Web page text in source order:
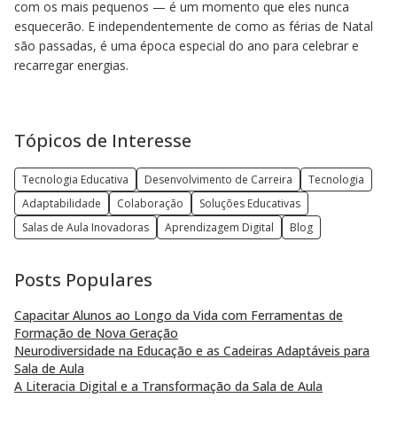
com os mais pequenos — é um momento que eles nunca
esquecerão. E independentemente de como as férias de Natal
são passadas, é uma época especial do ano para celebrar e
recarregar energias.
Tópicos de Interesse
Tecnologia Educativa Desenvolvimento de Carreira
Tecnologia
Adaptabilidade
Colaboração
Soluções Educativas
Salas de Aula Inovadoras
Aprendizagem Digital Blog
Posts Populares
Capacitar Alunos ao Longo da Vida com Ferramentas de
Formação de Nova Geração
Neurodiversidade na Educação e as Cadeiras Adaptáveis para
Sala de Aula
A Literacia Digital e a Transformação da Sala de Aula